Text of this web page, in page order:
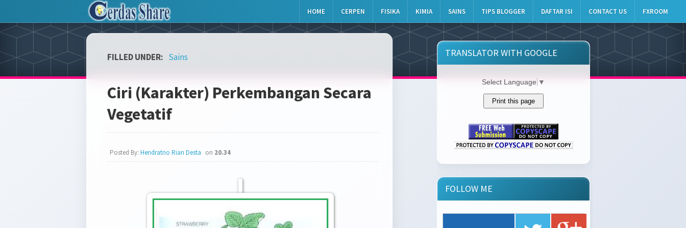
HOME CERPEN FISIKA KIMIA SAINS TIPS BLOGGER DAFTAR ISI CONTACT US FXROOM
FILLED UNDER: Sains
Ciri (Karakter) Perkembangan Secara
Vegetatif
Posted By: Hendratno Rian Desta on 20.34
TRANSLATOR WITH GOOGLE
Select Language ▼
FOLLOW ME